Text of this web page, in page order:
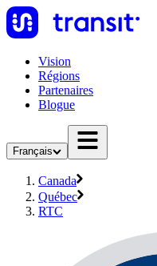
Vision
Régions
Partenaires
Blogue
Français
Canada
Québec
RTC